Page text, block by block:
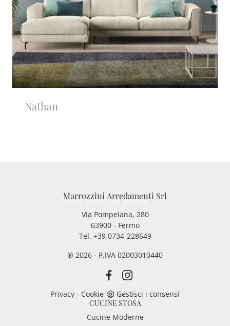
Nathan
Marrozzini Arredamenti Srl
Via Pompeiana, 280
63900 - Fermo
Tel. +39 0734-228649
® 2026 - P.IVA 02003010440
Privacy - Cookie
Gestisci i consensi
CUCINE STOSA
Cucine Moderne